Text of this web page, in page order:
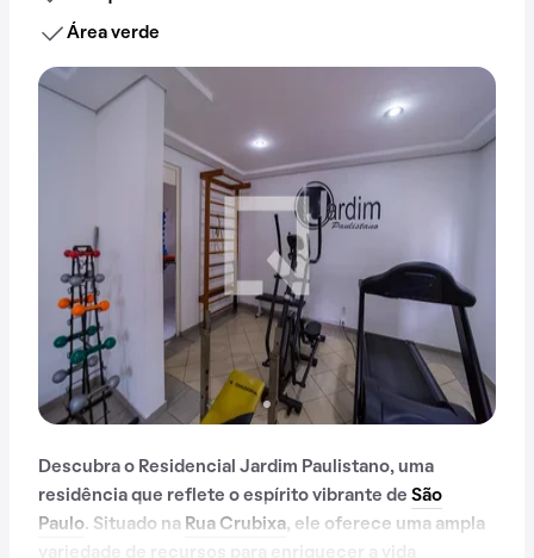
Área verde
Descubra o Residencial Jardim Paulistano, uma
residência que reflete o espírito vibrante de São
Paulo. Situado na Rua Crubixa, ele oferece uma ampla